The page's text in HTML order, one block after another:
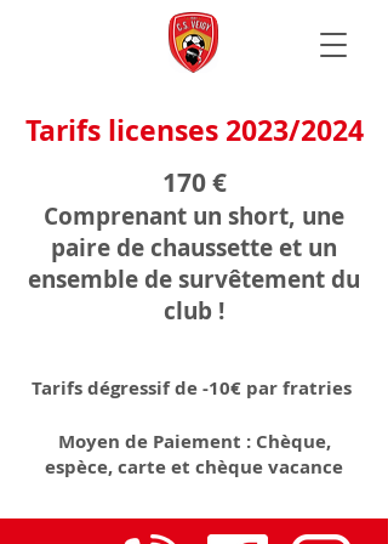
Tarifs licenses 2023/2024
170 €
Comprenant un short, une
paire de chaussette et un
ensemble de survêtement du
club !
Tarifs dégressif de -10€ par fratries
Moyen de Paiement : Chèque,
espèce, carte et chèque vacance